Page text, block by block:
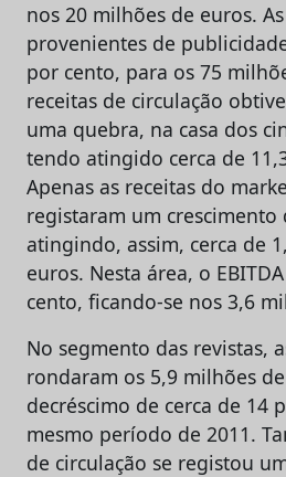
nos 20 milhões de euros.
provenientes de
por cento, para os 75
receitas de circulação
uma quebra, na casa dos
tendo atingido cerca de
Apenas as receitas do
registaram um crescimento
atingindo, assim, cerca de
euros. Nesta área, o
cento, ficando-se nos 3,6
No segmento das revistas,
rondaram os 5,9 milhões
decréscimo de cerca de 14
mesmo período de 2011.
de circulação se registou